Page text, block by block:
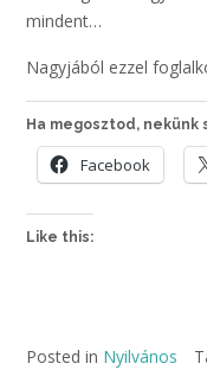
mindent…
Nagyjából ezzel
Ha megosztod, nekünk
Facebook
Like this:
Posted in Nyilvános